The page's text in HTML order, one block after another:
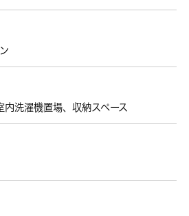
内洗濯機置場、 収納スペース